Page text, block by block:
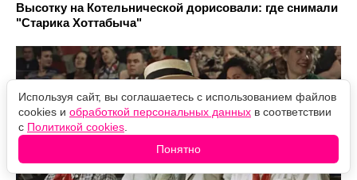
Высотку на Котельнической дорисовали: где снимали
"Старика Хоттабыча"
Используя сайт, вы соглашаетесь с использованием файлов
cookies и обработкой персональных данных в соответствии
с Политикой cookies
Понятно